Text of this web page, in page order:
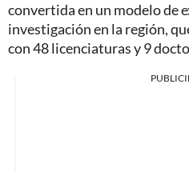
convertida en un modelo de
investigación en la región,
con 48 licenciaturas y 9